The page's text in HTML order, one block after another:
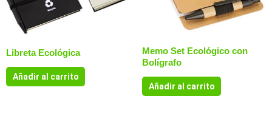
Libreta Ecológica
Añadir al carrito
Memo Set Ecológico con
Bolígrafo
Añadir al carrito